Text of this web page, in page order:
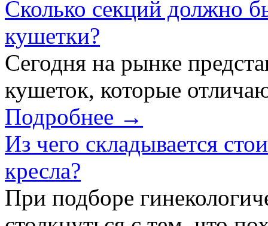
Сколько секций должно
кушетки?
Сегодня на рынке
кушеток, которые
Подробнее →
Из чего складывается
кресла?
При подборе